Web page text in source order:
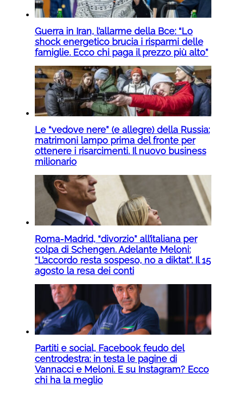
Guerra in Iran, l’allarme della Bce: “Lo
shock energetico brucia i risparmi delle
famiglie. Ecco chi paga il prezzo più alto”
Le “vedove nere” (e allegre) della Russia:
matrimoni lampo prima del fronte per
ottenere i risarcimenti. Il nuovo business
milionario
Roma-Madrid, “divorzio” all’italiana per
colpa di Schengen. Adelante Meloni:
“L’accordo resta sospeso, no a diktat”. Il 15
agosto la resa dei conti
Partiti e social, Facebook feudo del
centrodestra: in testa le pagine di
Vannacci e Meloni. E su Instagram? Ecco
chi ha la meglio